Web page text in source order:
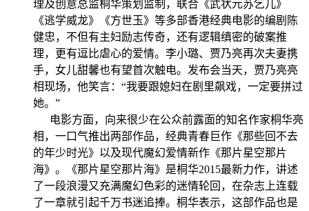
理及创意总监桐华策划监制，联合《武状元苏乞儿》
《逃学威龙》《方世玉》等多部香港经典电影的编剧陈
健忠，不但有主妇励志传奇，还有逻辑缜密的破案推
理，更有逗比虐心的爱情。李小璐、贾乃亮再次夫妻携
手，女儿甜馨也有望首次触电。发布会当天，贾乃亮亮
相现场，他笑言：“我要跟媳妇在剧里飙戏，一定要拼过
她。”
电影方面，向来很少在公众前露面的知名作家桐华亮
相，一口气推出两部作品，经典青春巨作《那些回不去
的年少时光》以及现代魔幻爱情新作《那片星空那片
海》。《那片星空那片海》是桐华2015最新力作，讲述
了一段浪漫又充满魔幻色彩的迷情轮回，在杂志上连载
了一章就引起千万书迷追捧。桐华表示，这部作品也是